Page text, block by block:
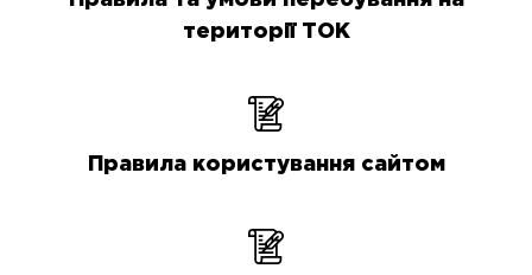
території ТОК
Правила користування сайтом